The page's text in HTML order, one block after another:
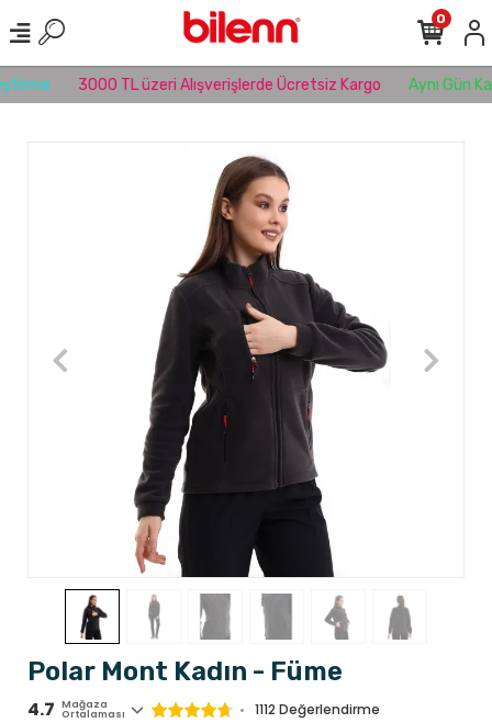
3000 TL üzeri Alışverişlerde Ücretsiz Kargo Aynı Gün
0
Polar Mont Kadın - Füme
4.7 Mağaza
Ortalaması 1112 Değerlendirme